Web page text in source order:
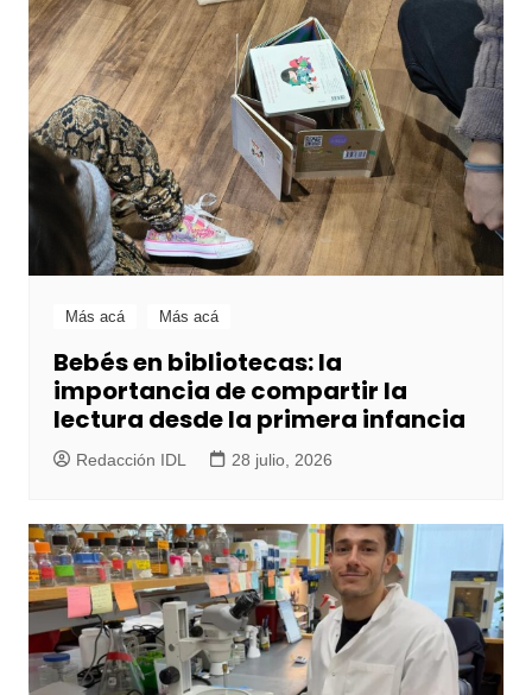
Más acá Más acá
Bebés en bibliotecas: la
importancia de compartir la
lectura desde la primera infancia
Redacción IDL 28 julio, 2026